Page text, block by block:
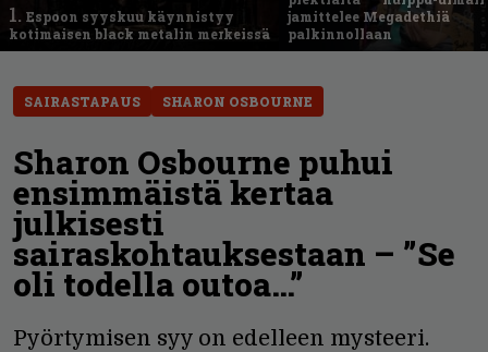
1. Espoon syyskuu käynnistyy
kotimaisen black metalin merkeissä
jamittelee Megadethiä
palkinnollaan
SAIRASTAPAUS SHARON OSBOURNE
Sharon Osbourne puhui
ensimmäistä kertaa
julkisesti
sairaskohtauksestaan – ”Se
oli todella outoa…”
Pyörtymisen syy on edelleen mysteeri.